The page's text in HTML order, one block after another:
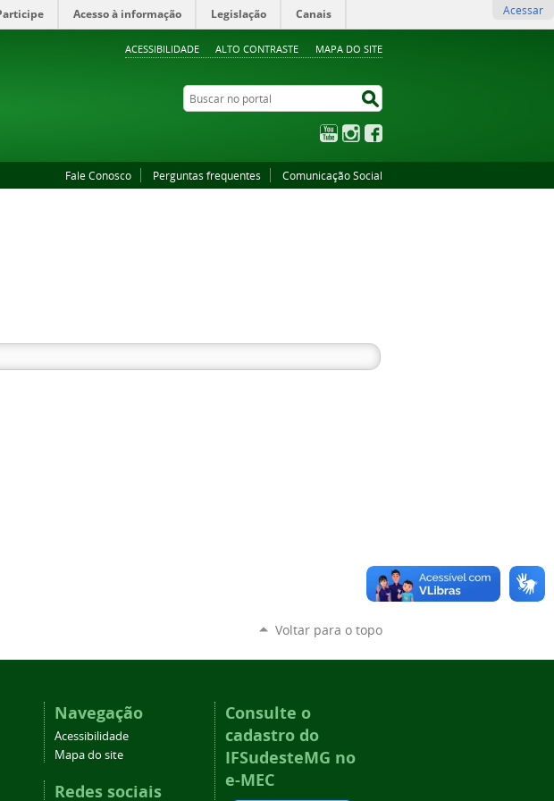
ACESSIBILIDADE ALTO CONTRASTE MAPA DO SITE
Acesso à informação Legislação Canais Acessar
Buscar no portal
YouTubeInstagram
Fale Conosco Perguntas frequentes Comunicação Social
Voltar para o topo
Navegação
Acessibilidade
Mapa do site
Redes sociais
Consulte o
cadastro do
IFSudesteMG no
e-MEC